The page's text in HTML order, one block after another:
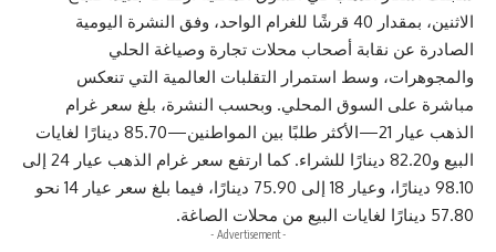
الاثنين، بمقدار 40 قرشًا للغرام الواحد، وفق النشرة اليومية
الصادرة عن نقابة أصحاب محلات تجارة وصياغة الحلي
والمجوهرات، وسط استمرار التقلبات العالمية التي تنعكس
مباشرة على السوق المحلي. وبحسب النشرة، بلغ سعر غرام
الذهب عيار 21—الأكثر طلبًا بين المواطنين—85.70 دينارًا لغايات
البيع و82.20 دينارًا للشراء. كما ارتفع سعر غرام الذهب عيار 24 إلى
98.10 دينارًا، وعيار 18 إلى 75.90 دينارًا، فيما بلغ سعر عيار 14 نحو
57.80 دينارًا لغايات البيع من محلات الصاغة.
- Advertisement -